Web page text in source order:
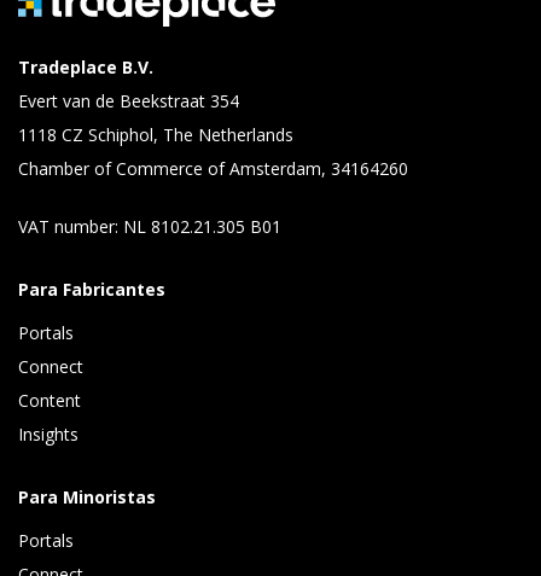
Tradeplace B.V.
Evert van de Beekstraat 354
1118 CZ Schiphol, The Netherlands
Chamber of Commerce of Amsterdam, 34164260
VAT number: NL 8102.21.305 B01
Para Fabricantes
Portals
Connect
Content
Insights
Para Minoristas
Portals